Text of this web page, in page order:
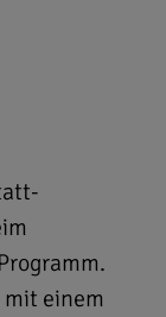
mit einem